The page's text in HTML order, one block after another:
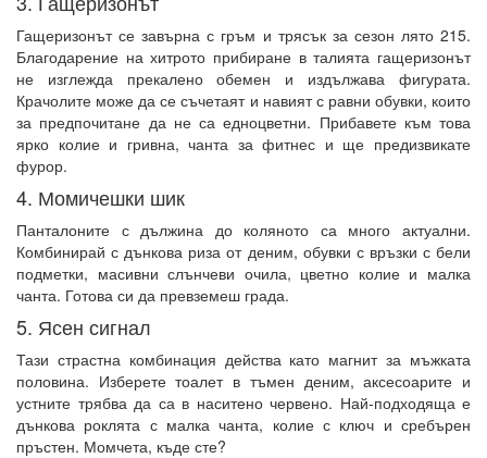
Гащеризонът се завърна с гръм и трясък за сезон лято 215.
Благодарение на хитрото прибиране в талията гащеризонът
не изглежда прекалено обемен и издължава фигурата.
Крачолите може да се съчетаят и навият с равни обувки, които
за предпочитане да не са едноцветни. Прибавете към това
ярко колие и гривна, чанта за фитнес и ще предизвикате
фурор.
4. Момичешки шик
Панталоните с дължина до коляното са много актуални.
Комбинирай с дънкова риза от деним, обувки с връзки с бели
подметки, масивни слънчеви очила, цветно колие и малка
чанта. Готова си да превземеш града.
5. Ясен сигнал
Тази страстна комбинация действа като магнит за мъжката
половина. Изберете тоалет в тъмен деним, аксесоарите и
устните трябва да са в наситено червено. Най-подходяща е
дънкова роклята с малка чанта, колие с ключ и сребърен
пръстен. Момчета, къде сте?